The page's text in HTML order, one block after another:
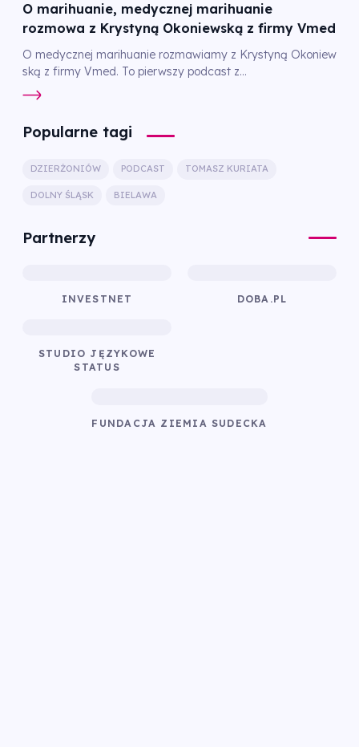
O marihuanie, medycznej marihuanie
rozmowa z Krystyną Okoniewską z firmy Vmed
O medycznej marihuanie rozmawiamy z Krystyną Okoniew
ską z firmy Vmed. To pierwszy podcast z...
Popularne tagi
DZIERŻONIÓW PODCAST TOMASZ KURIATA
DOLNY ŚLĄSK BIELAWA
Partnerzy
INVESTNET DOBA.PL
STUDIO JĘZYKOWE
STATUS
FUNDACJA ZIEMIA SUDECKA